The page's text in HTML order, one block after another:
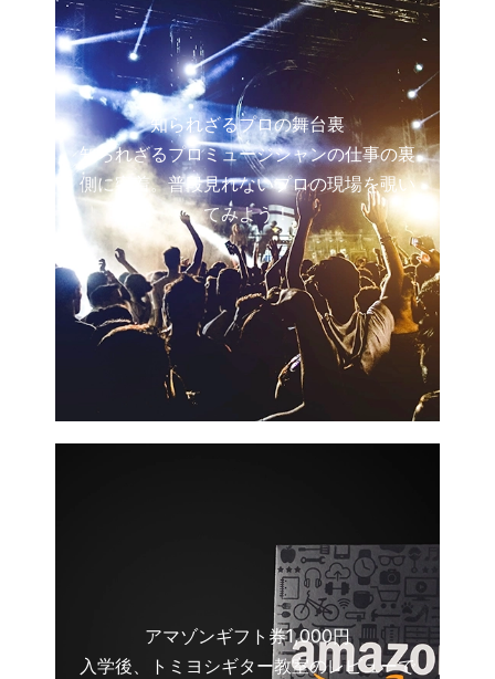
知られざるプロの舞台裏
知られざるプロミュージシャンの仕事の裏
側に密着。普段見れないプロの現場を覗い
てみよう！
アマゾンギフト券1,000円
入学後、トミヨシギター教室のレビューで